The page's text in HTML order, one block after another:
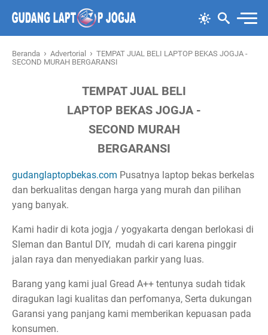
Beranda › Advertorial › TEMPAT JUAL BELI LAPTOP BEKAS JOGJA -
SECOND MURAH BERGARANSI
TEMPAT JUAL BELI
LAPTOP BEKAS JOGJA -
SECOND MURAH
BERGARANSI
gudanglaptopbekas.com Pusatnya laptop bekas berkelas
dan berkualitas dengan harga yang murah dan pilihan
yang banyak.
Kami hadir di kota jogja / yogyakarta dengan berlokasi di
Sleman dan Bantul DIY, mudah di cari karena pinggir
jalan raya dan menyediakan parkir yang luas.
Barang yang kami jual Gread A++ tentunya sudah tidak
diragukan lagi kualitas dan perfomanya, Serta dukungan
Garansi yang panjang kami memberikan kepuasan pada
konsumen.